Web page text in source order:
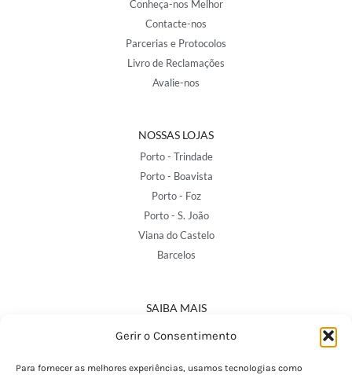
Gerir o Consentimento
Para fornecer as melhores experiências, usamos tecnologias como
Conheça-nos Melhor
Contacte-nos
Parcerias e Protocolos
Livro de Reclamações
Avalie-nos
NOSSAS LOJAS
Porto - Trindade
Porto - Boavista
Porto - Foz
Porto - S. João
Viana do Castelo
Barcelos
SAIBA MAIS
Política de Privacidade
Termos e Condições